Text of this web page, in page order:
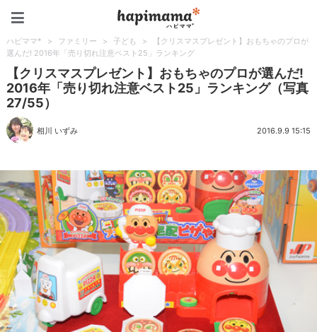
ハピママ* > ファミリー > 子ども >
【クリスマスプレゼント】おもちゃのプロが
選んだ! 2016年「売り切れ注意ベスト25」ランキング
【クリスマスプレゼント】おもちゃのプロが選んだ!
2016年「売り切れ注意ベスト25」ランキング（写真
27/55）
相川 いずみ 2016.9.9 15:15